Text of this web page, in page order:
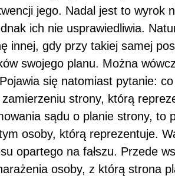
jego. Nadal jest to wyrok
ich nie usprawiedliwia.
innej, gdy przy takiej samej
swojego planu. Można
się natomiast pytanie:
strony, którą
sądu o planie strony, to
osoby, którą reprezentuje.
opartego na fałszu. Przede
osoby, z którą strona